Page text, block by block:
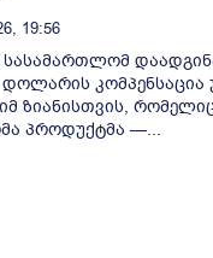
19:56
სასამართლომ
კომპენსაცია
ზიანისთვის,
პროდუქტმა —...